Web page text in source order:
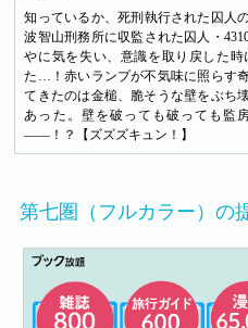
知っているか、死刑執行された囚人
波智山刑務所に収監された囚人・
やに気を失い、意識を取り戻した
た…！赤いランプが不気味に照らす
てきたのは金槌、脆そうな壁をぶち
あった。壁を破っても破っても監
――！？【ズズズキュン！】
第七圏（フルカラー）の